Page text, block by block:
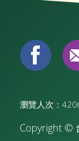
瀏覽人次：
Copyright ©